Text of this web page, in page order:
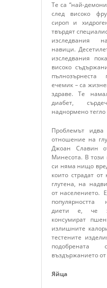
Те са “най-
след високо
сироп и
твърдят
изследвания
навици.
изследвания
високо
ечемик – са
здраве. Те
диабет,
наднормено тегло
Проблемът идва
отношение на
Джоан Славин
Минесота. В този
си няма нищо
които страдат
глутена, на
от населението.
популярността
диети е, че
консумират
излишните
тестените
въздържанието от
Яйца